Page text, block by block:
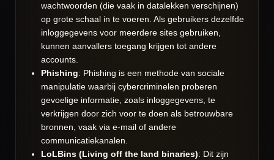
wachtwoorden (die vaak in datalekken verschijnen)
op grote schaal in te voeren. Als gebruikers dezelfde
inloggegevens voor meerdere sites gebruiken,
kunnen aanvallers toegang krijgen tot andere
accounts.
Phishing: Phishing is een methode van sociale
manipulatie waarbij cybercriminelen proberen
gevoelige informatie, zoals inloggegevens, te
verkrijgen door zich voor te doen als betrouwbare
bronnen, vaak via e-mail of andere
communicatiekanalen.
LoLBins (Living off the land binaries): Dit zijn